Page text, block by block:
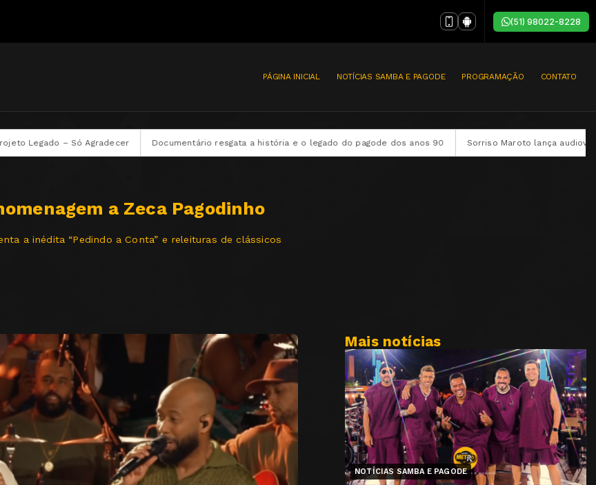
(51) 98022-8228
PÁGINA INICIAL NOTÍCIAS SAMBA E PAGODE PROGRAMAÇÃO CONTATO
Documentário resgata a história e o legado do pagode dos anos 90 Sorriso Maroto lança audiovisual completo “Sorriso
a Zeca Pagodinho
a inédita “Pedindo a Conta” e releituras de clássicos
Mais notícias
NOTÍCIAS SAMBA E PAGODE